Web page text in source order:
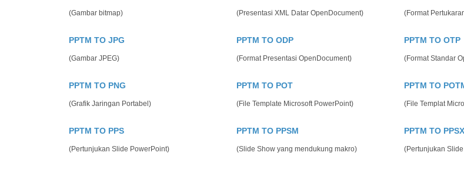
(Gambar bitmap) (Presentasi XML Datar OpenDocument) (Format
PPTM TO JPG
(Gambar JPEG)
PPTM TO ODP
(Format Presentasi OpenDocument)
PPTM TO OTP
(Format Standar
PPTM TO PNG
(Grafik Jaringan Portabel)
PPTM TO POT
(File Template Microsoft PowerPoint)
PPTM TO
(File Templat
PPTM TO PPS
(Pertunjukan Slide PowerPoint)
PPTM TO PPSM
(Slide Show yang mendukung makro)
PPTM TO PPSX
(Pertunjukan